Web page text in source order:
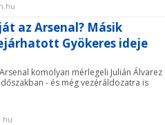
az Arsenal? Másik
Gyökeres ideje
komolyan mérlegeli Julián Álvarez
- és még vezéráldozatra is